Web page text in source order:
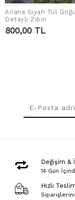
SEPETE
Ariana Siyah Tül
Detaylı Zıbın
800,00 TL
Değişim &
14 Gün
Hızlı